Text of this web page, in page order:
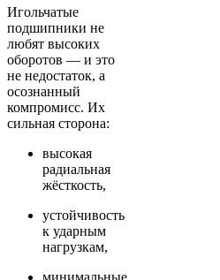
Игольчатые
подшипники не
любят высоких
оборотов — и это
не недостаток, а
осознанный
компромисс. Их
сильная сторона:
высокая
радиальная
жёсткость,
устойчивость
к ударным
нагрузкам,